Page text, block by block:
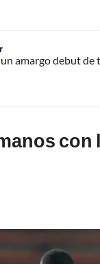
un amargo debut